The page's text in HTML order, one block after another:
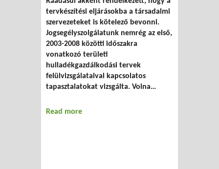
tervkészítési eljárásokba a társadalmi
szervezeteket is kötelező bevonni.
Jogsegélyszolgálatunk nemrég az első,
2003-2008 közötti időszakra
vonatkozó területi
hulladékgazdálkodási tervek
felülvizsgálataival kapcsolatos
tapasztalatokat vizsgálta. Volna…
Read more